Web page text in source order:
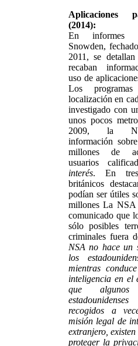
Aplicaciones
(2014):
En informes
Snowden,
2011, se
recaban
uso de
Los
localización en
investigado con
unos pocos
2009, la
información
millones de
usuarios
interés. En
británicos
podían ser útiles
millones La NSA
comunicado que
sólo posibles
criminales fuera
NSA no hace un
los
mientras
inteligencia en el
que
recogidos a
misión legal de
extranjero,
proteger la